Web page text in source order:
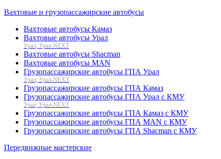
Вахтовые и грузопассажирские автобусы
Вахтовые автобусы Камаз
Вахтовые автобусы Урал
Урал, Урал-NEXT
Вахтовые автобусы Shacman
Вахтовые автобусы MAN
Грузопассажирские автобусы ГПА Урал
Урал, Урал-NEXT
Грузопассажирские автобусы ГПА Камаз
Грузопассажирские автобусы ГПА Урал с КМУ
Урал, Урал-NEXT
Грузопассажирские автобусы ГПА Камаз с КМУ
Грузопассажирские автобусы ГПА MAN с КМУ
Грузопассажирские автобусы ГПА Shacman с КМУ
Передвижные мастерские